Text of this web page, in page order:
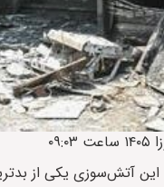
این آتش‌سوزی یکی از بدترین